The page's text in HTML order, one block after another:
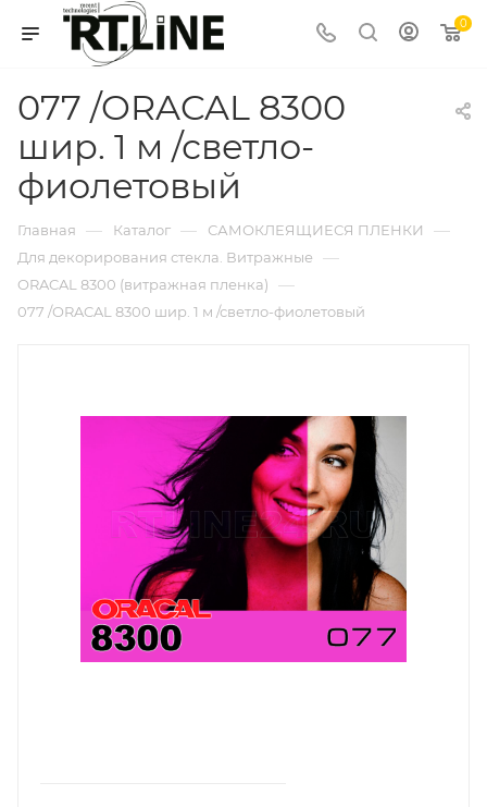
0
077 /ORACAL 8300
шир. 1 м /светло-
фиолетовый
Главная — Каталог — САМОКЛЕЯЩИЕСЯ ПЛЕНКИ —
Для декорирования стекла. Витражные —
ORACAL 8300 (витражная пленка) —
077 /ORACAL 8300 шир. 1 м /светло-фиолетовый